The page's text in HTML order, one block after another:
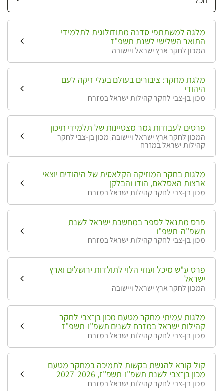
מלגה למשתתפי סדנה מתודולוגית לתלמידי
התואר השלישי לשנת תשפ"ז
המכון לחקר ארץ ישראל ויישובה
מלגת מחקר: ציבורים בעולם בעלי זיקה לעם
היהודי
מכון בן-צבי לחקר קהילות ישראל במזרח
פרסים לעבודות גמר מצטיינות של תלמידי תיכון
המכון לחקר ארץ ישראל ויישובה, מכון בן-צבי לחקר
קהילות ישראל במזרח
מלגות בחקר המוזיקה הקלאסית של היהודים יוצאי
ארצות האסלאם, הודו והבלקן
מכון בן-צבי לחקר קהילות ישראל במזרח
פרס מתנאל לספר במחשבת ישראל לשנת
תשפ"ה-תשפ"ו
מכון בן-צבי לחקר קהילות ישראל במזרח
פרס ע"ש מיכל ועוזי הלוי לתולדות ירושלים וארץ
ישראל
המכון לחקר ארץ ישראל ויישובה
מלגות עמיתי מחקר מטעם מכון בן־צבי לחקר
קהילות ישראל במזרח לשנים תשפ"ו-תשפ"ז
מכון בן-צבי לחקר קהילות ישראל במזרח
קול קורא להגשת בקשות לתמיכה במחקר מטעם
מכון בן־צבי לשנת תשפ"ו-תשפ"ז, 2027-2026
מכון בן-צבי לחקר קהילות ישראל במזרח